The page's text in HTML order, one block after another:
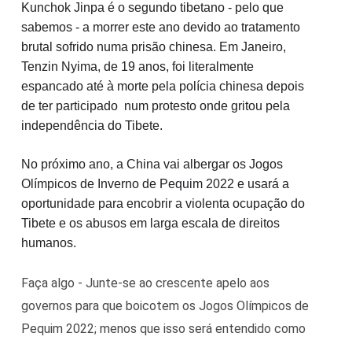
Kunchok Jinpa é o segundo tibetano - pelo que
sabemos - a morrer este ano devido ao tratamento
brutal sofrido numa prisão chinesa. Em Janeiro,
Tenzin Nyima, de 19 anos, foi literalmente
espancado até à morte pela polícia chinesa depois
de ter participado  num protesto onde gritou pela
independência do Tibete.
No próximo ano, a China vai albergar os Jogos
Olímpicos de Inverno de Pequim 2022 e usará a
oportunidade para encobrir a violenta ocupação do
Tibete e os abusos em larga escala de direitos
humanos.
Faça algo - Junte-se ao crescente apelo aos
governos para que boicotem os Jogos Olímpicos de
Pequim 2022; menos que isso será entendido como